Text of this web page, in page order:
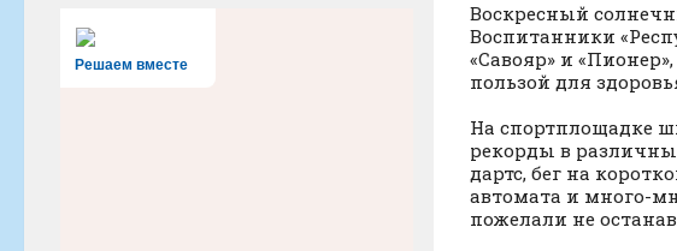
Воскресный
Воспитанники
«Савояр» и
пользой для
На спортплощадке
рекорды в
дартс, бег на
автомата и много-
пожелали не
Решаем вместе